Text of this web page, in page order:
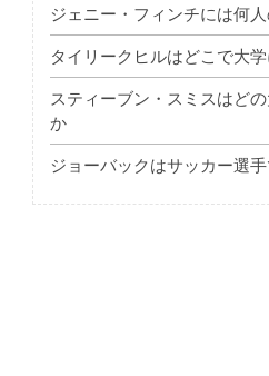
ジェニー・フィンチには何
タイリークヒルはどこで大
スティーブン・スミスはど
か
ジョーバックはサッカー選